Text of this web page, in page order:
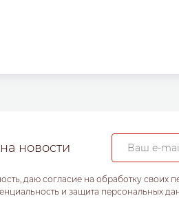
новости
даю согласие на обработку
и защита персональных